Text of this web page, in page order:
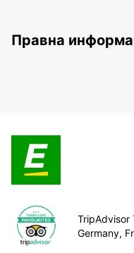
Правна
TripAdvisor
Germany,